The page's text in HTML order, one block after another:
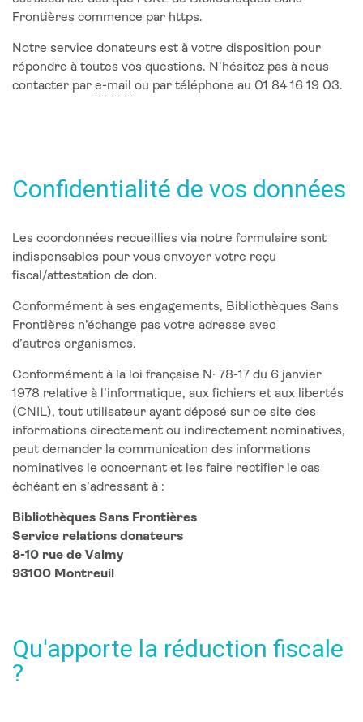
Frontières commence par https.
Notre service donateurs est à votre disposition pour
répondre à toutes vos questions. N’hésitez pas à nous
contacter par e-mail ou par téléphone au 01 84 16 19 03.
Confidentialité de vos données
Les coordonnées recueillies via notre formulaire sont
indispensables pour vous envoyer votre reçu
fiscal/attestation de don.
Conformément à ses engagements, Bibliothèques Sans
Frontières n’échange pas votre adresse avec
d’autres organismes.
Conformément à la loi française N· 78-17 du 6 janvier
1978 relative à l’informatique, aux fichiers et aux libertés
(CNIL), tout utilisateur ayant déposé sur ce site des
informations directement ou indirectement nominatives,
peut demander la communication des informations
nominatives le concernant et les faire rectifier le cas
échéant en s’adressant à :
Bibliothèques Sans Frontières
Service relations donateurs
8-10 rue de Valmy
93100 Montreuil
Qu'apporte la réduction fiscale
?